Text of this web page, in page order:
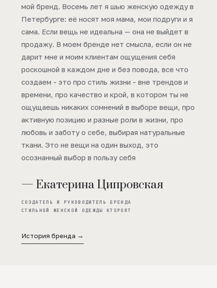
мой бренд. Восемь лет я шью женскую одежду в
Петербурге: её носят моя мама, мои подруги и я
сама. Если вещь не идеальна — она не выйдет в
продажу. В моем бренде нет смысла, если он не
дарит мне и моим клиентам ощущения себя
роскошной в каждом дне и без повода, все что
создаем - это про стиль жизни - вне трендов и
времени, про качество и крой, в котором ты не
ощущаешь никаких сомнений в выборе вещи, про
активную позицию и разные роли в жизни, про
любовь и заботу о себе, выбирая натуральные
ткани. Это не вещи на один выход, это
осознанный выбор в пользу себя
— Екатерина Ципровская
СОЗДАТЕЛЬ И РУКОВОДИТЕЛЬ БРЕНДА
СТИЛЬНОЙ ЖЕНСКОЙ ОДЕЖДЫ KTSPORT
История бренда →